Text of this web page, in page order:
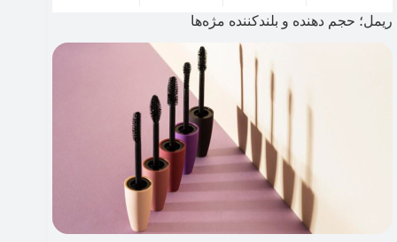
ریمل؛ حجم دهنده و بلندکننده مژه‌ها